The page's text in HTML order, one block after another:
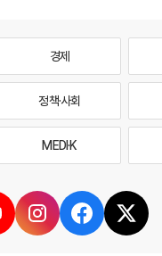
경제
정책·사회
MEDI·K